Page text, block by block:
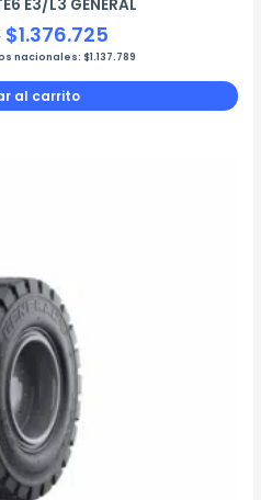
E3/L3 GENERAL
$1.376.725
nacionales: $1.137.789
al carrito